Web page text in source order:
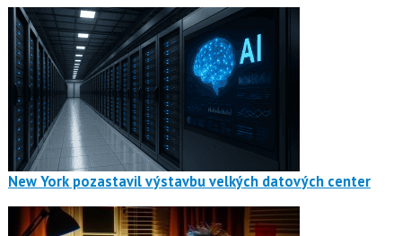
New York pozastavil výstavbu velkých datových center